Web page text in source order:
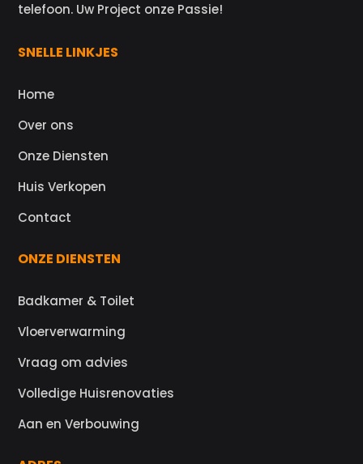
telefoon. Uw Project onze Passie!
SNELLE LINKJES
Home
Over ons
Onze Diensten
Huis Verkopen
Contact
ONZE DIENSTEN
Badkamer & Toilet
Vloerverwarming
Vraag om advies
Volledige Huisrenovaties
Aan en Verbouwing